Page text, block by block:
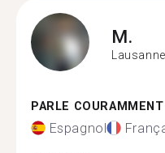
M.
Lausanne
PARLE COURAMMENT
Espagnol